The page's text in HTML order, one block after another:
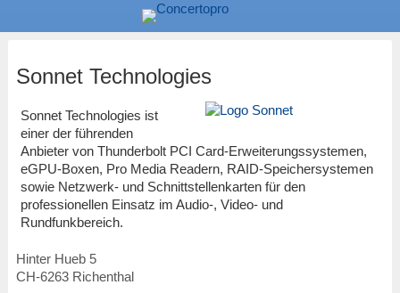
Sonnet Technologies
Sonnet Technologies ist
einer der führenden
Anbieter von Thunderbolt PCI Card-Erweiterungssystemen,
eGPU-Boxen, Pro Media Readern, RAID-Speichersystemen
sowie Netzwerk- und Schnittstellenkarten für den
professionellen Einsatz im Audio-, Video- und
Rundfunkbereich.
Hinter Hueb 5
CH-6263 Richenthal